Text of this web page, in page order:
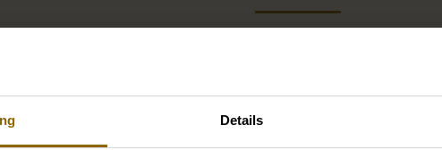
Details
De perfecte
kettingen, armbanden en
of een prachtige sluier,
jouw bruidslook is pas af
grote accessoire winkel